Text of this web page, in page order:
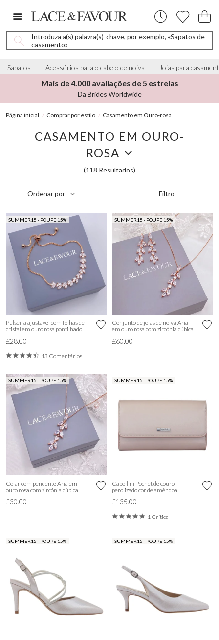
Introduza a(s) palavra(s)-chave, por exemplo, «Sapatos de
casamento»
Sapatos Acessórios para o cabelo de noiva Joias para
Mais de 4.000 avaliações de 5 estrelas
Da Brides Worldwide
Página inicial Comprar por estilo Casamento em Ouro-rosa
CASAMENTO EM OURO-
ROSA
(118 Resultados)
Ordenar por Filtro
SUMMER15 - POUPE 15%
Pulseira ajustável com folhas de
cristal em ouro rosa pontilhado
£28.00
13 Comentários
SUMMER15 - POUPE 15%
Conjunto de joias de noiva Aria
em ouro rosa com zircónia cúbica
£60.00
SUMMER15 - POUPE 15%
Colar com pendente Aria em
ouro rosa com zircónia cúbica
£30.00
SUMMER15 - POUPE 15%
Capollini Pochet de couro
perolizado cor de amêndoa
£135.00
1 Crítica
SUMMER15 - POUPE 15% SUMMER15 - POUPE 15%